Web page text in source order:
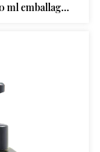
ml emballage